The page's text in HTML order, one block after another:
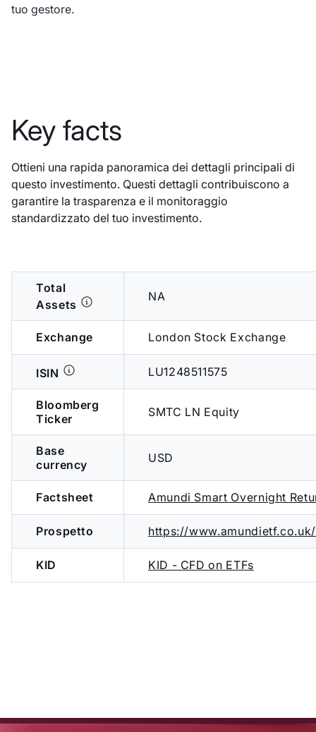
tuo gestore.
Key facts
Ottieni una rapida panoramica dei dettagli principali di
questo investimento. Questi dettagli contribuiscono a
garantire la trasparenza e il monitoraggio
standardizzato del tuo investimento.
Total
Assets
NA
Exchange London Stock Exchange
ISIN LU1248511575
Bloomberg
Ticker
SMTC LN Equity
Base
currency
USD
Factsheet Amundi Smart Overnight
Prospetto https://
KID KID - CFD on ETFs